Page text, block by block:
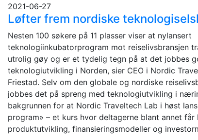
2021-06-27
Løfter frem nordiske
Nesten 100 søkere på 11 plasser viser at nylansert
teknologiinkubatorprogram mot reiselivsbransjen
utrolig gøy og er et tydelig tegn på at det jobbes
teknologiutvikling i Norden, sier CEO i Nordic
Friestad. Selv om den globale og nordiske
jobbes det på spreng med teknologiutvikling i
bakgrunnen for at Nordic Traveltech Lab i høst
program» – et kurs hvor deltagerne blant annet får
produktutvikling, finansieringsmodeller og